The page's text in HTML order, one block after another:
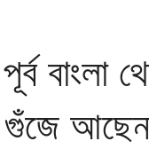
বাংলা
আছেন